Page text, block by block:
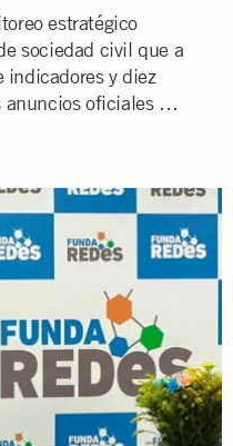
estratégico
sociedad civil que a
indicadores y diez
oficiales en